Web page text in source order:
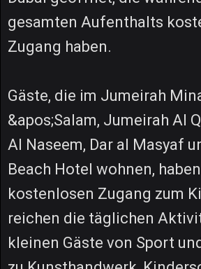
gesamten Aufenthalts
Zugang haben.
Gäste, die im Jumeirah
&apos;Salam, Jumeirah Al
Al Naseem, Dar al Masyaf
Beach Hotel wohnen,
kostenlosen Zugang zum
reichen die täglichen
kleinen Gäste von Sport